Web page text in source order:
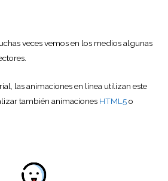
veces vemos en los medios algunas
las animaciones en línea utilizan este
también animaciones HTML5o